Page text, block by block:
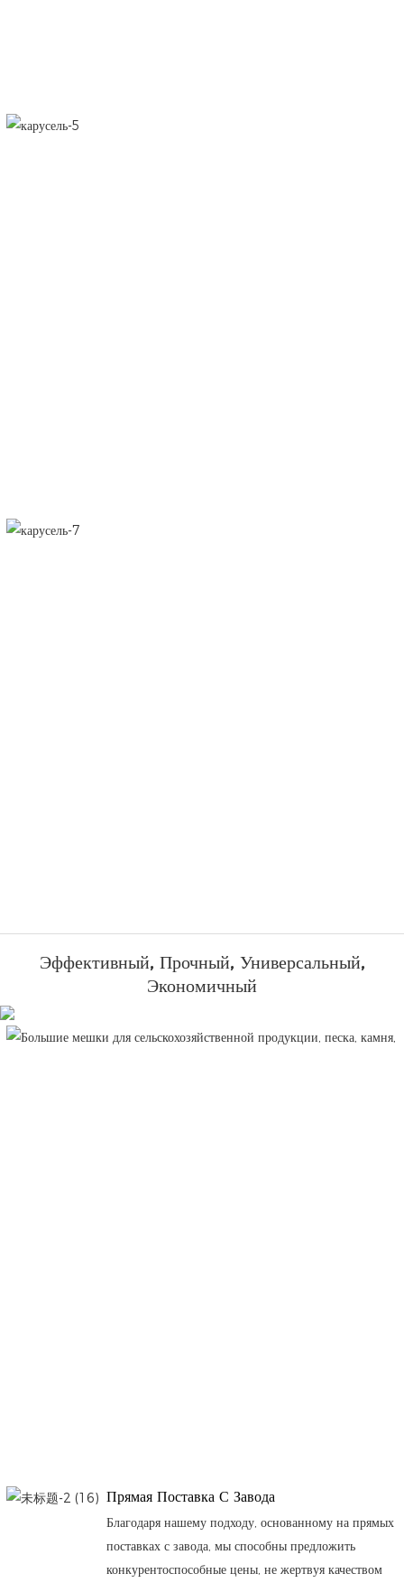
Эффективный, Прочный, Универсальный,
Экономичный
Прямая Поставка С Завода
Благодаря нашему подходу, основанному на прямых
поставках с завода, мы способны предложить
конкурентоспособные цены, не жертвуя качеством